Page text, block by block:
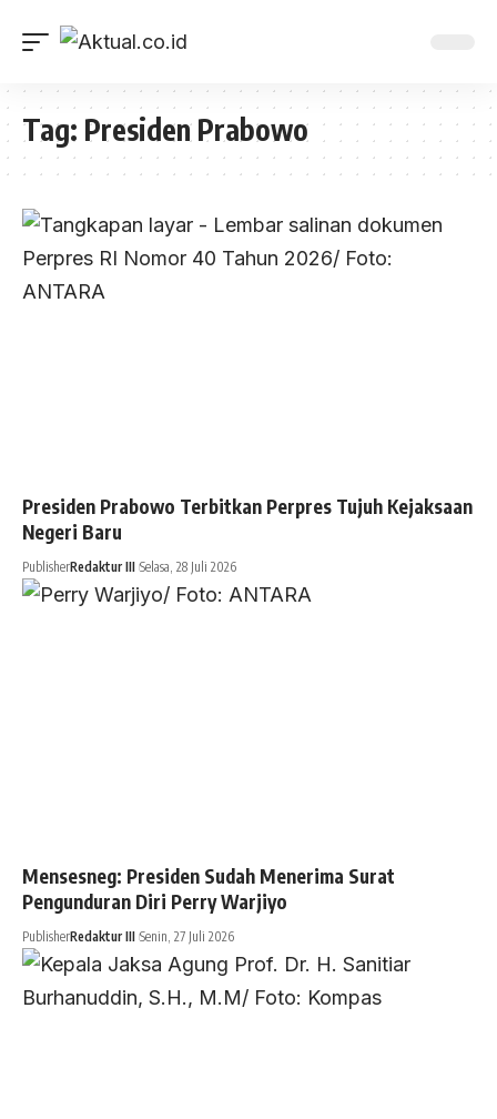
Tag: Presiden Prabowo
Presiden Prabowo Terbitkan Perpres Tujuh Kejaksaan
Negeri Baru
PublisherRedaktur III Selasa, 28 Juli 2026
Mensesneg: Presiden Sudah Menerima Surat
Pengunduran Diri Perry Warjiyo
PublisherRedaktur III Senin, 27 Juli 2026